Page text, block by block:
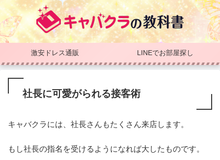
激安ドレス通販 LINEでお部屋探し
社長に可愛がられる接客術
キャバクラには、社長さんもたくさん来店します。
もし社長の指名を受けるようになれば大したものです。